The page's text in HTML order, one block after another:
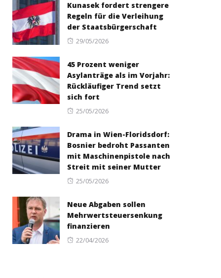
Kunasek fordert strengere
Regeln für die Verleihung
der Staatsbürgerschaft
Posted
29/05/2026
45 Prozent weniger
Asylanträge als im Vorjahr:
Rückläufiger Trend setzt
sich fort
Posted
25/05/2026
Drama in Wien-Floridsdorf:
Bosnier bedroht Passanten
mit Maschinenpistole nach
Streit mit seiner Mutter
Posted
25/05/2026
Neue Abgaben sollen
Mehrwertsteuersenkung
finanzieren
Posted
22/04/2026